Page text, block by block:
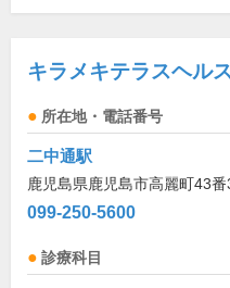
キラメキテラスヘル
所在地・電話番号
二中通駅
鹿児島県鹿児島市高麗町43
099-250-5600
診療科目